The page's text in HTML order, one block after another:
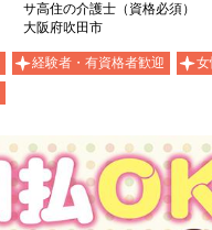
サ高住の介護士（資格必須）
大阪府吹田市
経験者・有資格者歓迎 女